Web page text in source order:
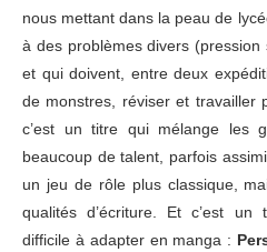
nous mettant dans la peau de
à des problèmes divers
et qui doivent, entre deux
de monstres, réviser et travailler
c’est un titre qui mélange les
beaucoup de talent, parfois
un jeu de rôle plus classique,
qualités d’écriture. Et c’est un
difficile à adapter en manga :